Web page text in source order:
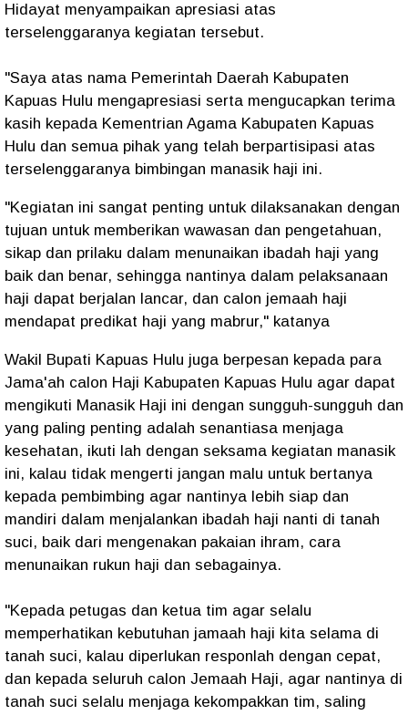
Hidayat menyampaikan apresiasi atas
terselenggaranya kegiatan tersebut.
"Saya atas nama Pemerintah Daerah Kabupaten
Kapuas Hulu mengapresiasi serta mengucapkan terima
kasih kepada Kementrian Agama Kabupaten Kapuas
Hulu dan semua pihak yang telah berpartisipasi atas
terselenggaranya bimbingan manasik haji ini.
"Kegiatan ini sangat penting untuk dilaksanakan dengan
tujuan untuk memberikan wawasan dan pengetahuan,
sikap dan prilaku dalam menunaikan ibadah haji yang
baik dan benar, sehingga nantinya dalam pelaksanaan
haji dapat berjalan lancar, dan calon jemaah haji
mendapat predikat haji yang mabrur," katanya
Wakil Bupati Kapuas Hulu juga berpesan kepada para
Jama'ah calon Haji Kabupaten Kapuas Hulu agar dapat
mengikuti Manasik Haji ini dengan sungguh-sungguh dan
yang paling penting adalah senantiasa menjaga
kesehatan, ikuti lah dengan seksama kegiatan manasik
ini, kalau tidak mengerti jangan malu untuk bertanya
kepada pembimbing agar nantinya lebih siap dan
mandiri dalam menjalankan ibadah haji nanti di tanah
suci, baik dari mengenakan pakaian ihram, cara
menunaikan rukun haji dan sebagainya.
"Kepada petugas dan ketua tim agar selalu
memperhatikan kebutuhan jamaah haji kita selama di
tanah suci, kalau diperlukan responlah dengan cepat,
dan kepada seluruh calon Jemaah Haji, agar nantinya di
tanah suci selalu menjaga kekompakkan tim, saling